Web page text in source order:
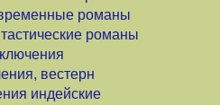
романы
романы
вестерн
индейские